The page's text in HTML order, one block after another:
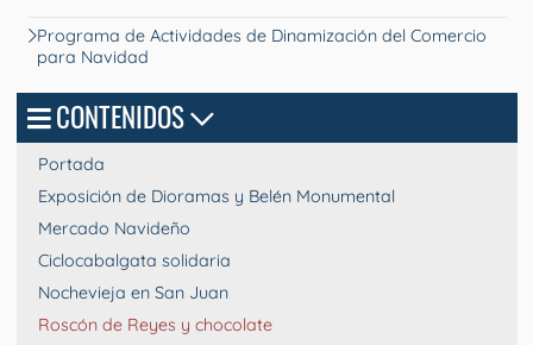
Programa de Actividades de Dinamización del Comercio
para Navidad
CONTENIDOS
Portada
Exposición de Dioramas y Belén Monumental
Mercado Navideño
Ciclocabalgata solidaria
Nochevieja en San Juan
Roscón de Reyes y chocolate